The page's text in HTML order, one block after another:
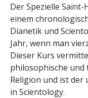
Der Spezielle
einem
Dianetik und
Jahr, wenn man
Dieser Kurs
philosophische und
Religion und ist der
in Scientology.